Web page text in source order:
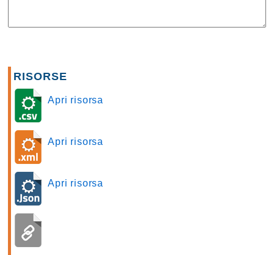
RISORSE
Apri risorsa
Apri risorsa
Apri risorsa